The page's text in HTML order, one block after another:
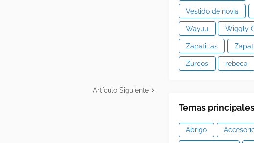
Artículo Siguiente
Vestido de novia
Wayuu Wiggly
Zapatillas
Zurdos rebeca
Temas principales
Abrigo